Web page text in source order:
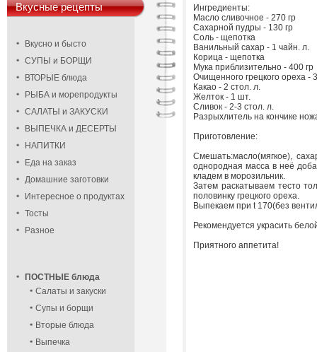
Вкусные рецепты
Вкусно и бысто
СУПЫ и БОРЩИ
ВТОРЫЕ блюда
РЫБА и морепродукты
САЛАТЫ и ЗАКУСКИ
ВЫПЕЧКА и ДЕСЕРТЫ
НАПИТКИ
Еда на заказ
Домашние заготовки
Интересное о продуктах
Тосты
Разное
ПОСТНЫЕ блюда
Салаты и закуски
Супы и борщи
Вторые блюда
Выпечка
Ингредиенты:
Масло сливочное - 270 гр
Сахарной пудры - 130 гр
Соль - щепотка
Ванильный сахар - 1 чайн. л.
Корица - щепотка
Мука приблизительно - 400 гр
Очищенного грецкого ореха -
Какао - 2 стол. л.
Желток - 1 шт.
Сливок - 2-3 стол. л.
Разрыхлитель на кончике
Приготовление:
Смешать:масло(мягкое),
однородная масса в неё
кладем в морозильник.
Затем раскатываем тесто
половинку грецкого ореха.
Выпекаем при t 170(без
Рекомендуется украсить
Приятного аппетита!